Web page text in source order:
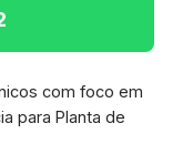
com foco em
para Planta de